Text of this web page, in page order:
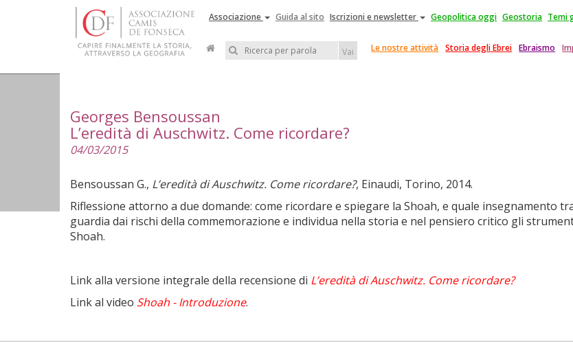
Associazione Guida al sito Iscrizioni e newsletter Geopolitica oggi Geostoria Temi
Vai Le nostre attività Storia degli Ebrei Ebraismo
Georges Bensoussan
L’eredità di Auschwitz. Come ricordare?
04/03/2015
Bensoussan G., L’eredità di Auschwitz. Come ricordare?, Einaudi, Torino, 2014.
Riflessione attorno a due domande: come ricordare e spiegare la Shoah, e quale insegnamento
guardia dai rischi della commemorazione e individua nella storia e nel pensiero critico gli
Shoah.
Link alla versione integrale della recensione di L’eredità di Auschwitz. Come ricordare?
Link al video Shoah - Introduzione.